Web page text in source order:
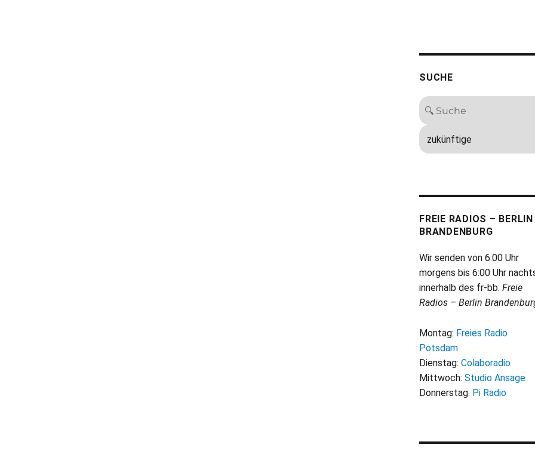
SUCHE
FREIE RADIOS – BERLIN
BRANDENBURG
Wir senden von 6:00 Uhr
morgens bis 6:00 Uhr
innerhalb des fr-bb: Freie
Radios – Berlin
Montag: Freies Radio
Potsdam
Dienstag: Colaboradio
Mittwoch: Studio Ansage
Donnerstag: Pi Radio